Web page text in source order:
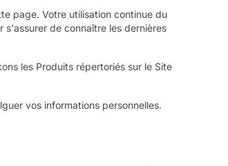
page. Votre utilisation continue du
s'assurer de connaître les dernières
les Produits répertoriés sur le Site
vos informations personnelles.